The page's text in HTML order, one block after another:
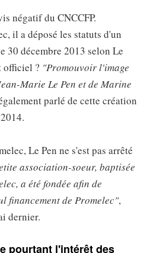
négatif du CNCCFP.
il a déposé les statuts d'un
30 décembre 2013 selon Le
officiel ? "Promouvoir l'image
Marie Le Pen et de Marine
parlé de cette création
Le Pen ne s'est pas arrêté
association-soeur, baptisée
a été fondée afin de
financement de Promelec",
dernier.
pourtant l'intérêt des